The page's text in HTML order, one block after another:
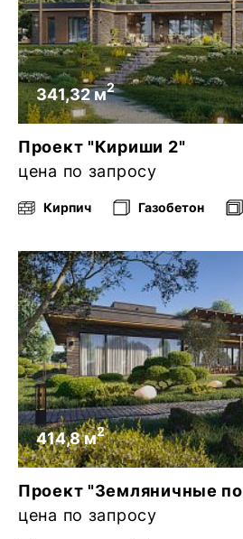
341,32 м2
Проект "Кириши 2"
цена по запросу
Кирпич Газобетон
414,8 м2
Проект "Земляничные
цена по запросу